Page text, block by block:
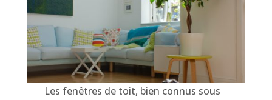
Les fenêtres de toit, bien connus sous